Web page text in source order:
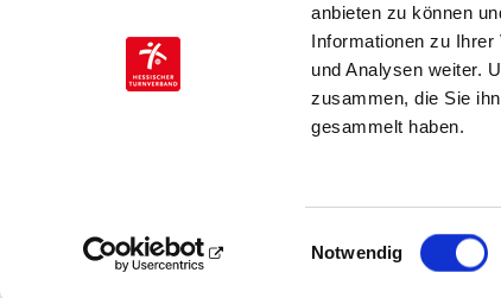
anbieten zu können
Informationen zu
und Analysen weiter.
zusammen, die Sie
gesammelt haben.
Einwilligungsauswahl
Notwendig